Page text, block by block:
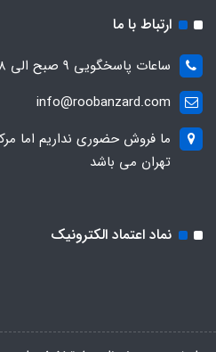
ارتباط با ما
ساعات پاسخگویی ۹ صبح الی ۸ شب ۰۹۱23499733
info@roobanzard.com
ما فروش حضوری نداریم اما
تهران می باشد
نماد اعتماد الکترونیک